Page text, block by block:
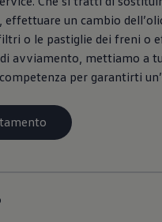
effettuare un cambio
o le pastiglie dei freni o
avviamento, mettiamo a
per garantirti